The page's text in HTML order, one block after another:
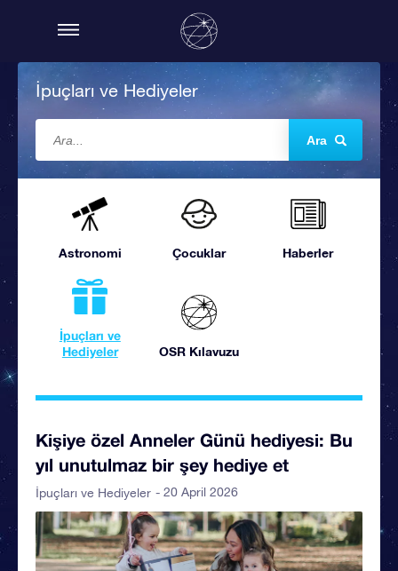
İpuçları ve Hediyeler
Ara
Astronomi Çocuklar Haberler
İpuçları ve
Hediyeler
OSR Kılavuzu
Kişiye özel Anneler Günü hediyesi: Bu
yıl unutulmaz bir şey hediye et
İpuçları ve Hediyeler - 20 April 2026